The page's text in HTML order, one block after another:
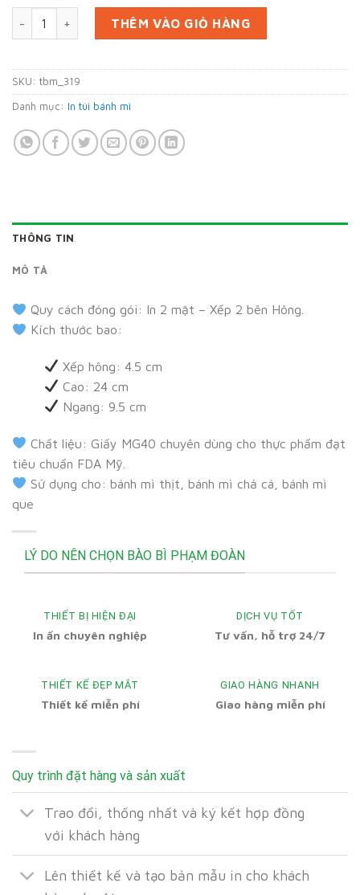
In 100000 túi giấy bánh mì tại Bình Dương (mã tbm_319)
THÊM VÀO GIỎ HÀNG
SKU: tbm_319
Danh mục: In túi bánh mì
THÔNG TIN
MÔ TẢ
Quy cách đóng gói: In 2 mặt – Xếp 2 bên Hông.
Kích thước bao:
Xếp hông: 4.5 cm
Cao: 24 cm
Ngang: 9.5 cm
Chất liệu: Giấy MG40 chuyên dùng cho thực phẩm đạt
tiêu chuẩn FDA Mỹ.
Sử dụng cho: bánh mì thịt, bánh mì chả cá, bánh mì
que
LÝ DO NÊN CHỌN BÀO BÌ PHẠM ĐOÀN
THIẾT BỊ HIỆN ĐẠI
In ấn chuyên nghiệp
DỊCH VỤ TỐT
Tư vấn, hỗ trợ 24/7
THIẾT KẾ ĐẸP MẮT
Thiết kế miễn phí
GIAO HÀNG NHANH
Giao hàng miễn phí
Quy trình đặt hàng và sản xuất
Trao đổi, thống nhất và ký kết hợp đồng
với khách hàng
Lên thiết kế và tạo bản mẫu in cho khách